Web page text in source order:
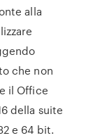
alla
che non
il Office
della suite
e 64 bit.